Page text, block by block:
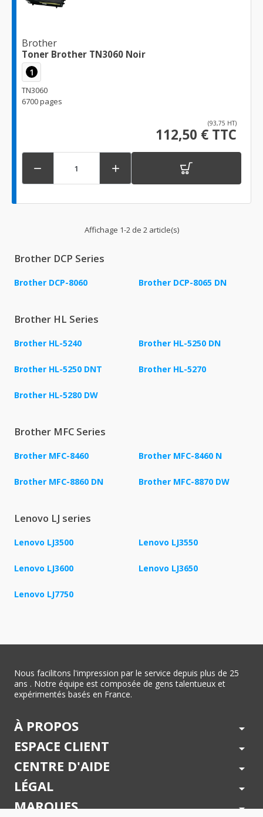
Brother
Toner Brother TN3060 Noir
1
TN3060
6700 pages
(93,75 HT)
112,50 € TTC
 
Affichage 1-2 de 2 article(s)
Brother DCP Series
Brother DCP-8060 Brother DCP-8065 DN
Brother HL Series
Brother HL-5240 Brother HL-5250 DN
Brother HL-5250 DNT Brother HL-5270
Brother HL-5280 DW
Brother MFC Series
Brother MFC-8460 Brother MFC-8460 N
Brother MFC-8860 DN Brother MFC-8870 DW
Lenovo LJ series
Lenovo LJ3500 Lenovo LJ3550
Lenovo LJ3600 Lenovo LJ3650
Lenovo LJ7750
Nous facilitons l'impression par le service depuis plus de 25
ans . Notre équipe est composée de gens talentueux et
expérimentés basés en France.
À PROPOS arrow_drop_down
ESPACE CLIENT arrow_drop_down
CENTRE D'AIDE arrow_drop_down
LÉGAL arrow_drop_down
MARQUES arrow_drop_down